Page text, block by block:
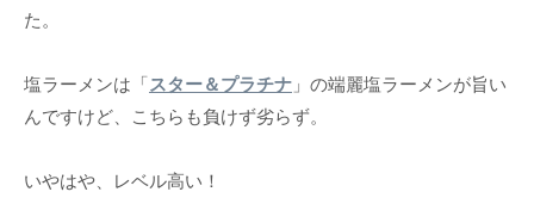
た。
塩ラーメンは「スター＆プラチナ 」の端麗塩ラーメンが旨い
んですけど、こちらも負けず劣らず。
いやはや、レベル高い！